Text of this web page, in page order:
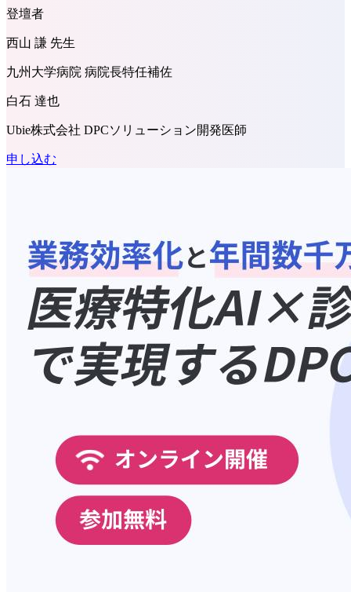
登壇者
西山 謙 先生
九州大学病院 病院長特任補佐
白石 達也
Ubie株式会社 DPCソリューション開発医師
申し込む